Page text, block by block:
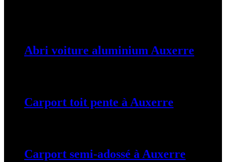
Abri voiture aluminium Auxerre
Carport toit pente à Auxerre
Carport semi-adossé à Auxerre